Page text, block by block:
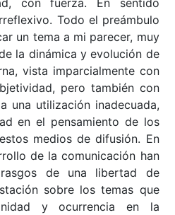
con fuerza. En sentido
Todo el preámbulo
un tema a mi parecer, muy
la dinámica y evolución de
vista imparcialmente con
pero también con
una utilización inadecuada,
en el pensamiento de los
medios de difusión. En
de la comunicación han
de una libertad de
sobre los temas que
y ocurrencia en la